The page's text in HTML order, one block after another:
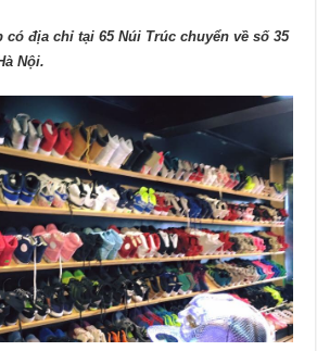
có địa chỉ tại 65 Núi Trúc chuyển về số 35
Nội.